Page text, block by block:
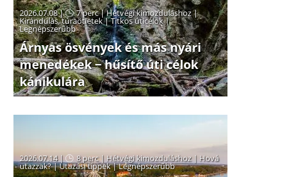
2026.07.08 | 7 perc|Hétvégi kimozduláshoz|
Kirándulás, túraötletek|Titkos úticélok|
Legnépszerűbb
Árnyas ösvények és más nyári
menedékek − hűsítő úti célok
kánikulára
2026.07.14 | 8 perc| Hétvégi kimozduláshoz| Hová
utazzak?|Utazási tippek|Legnépszerűbb